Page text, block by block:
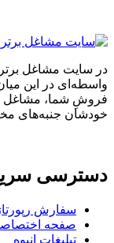
در سایت مشاغل
واسطه‌ای در این
فروشِ شما، مشاغل
خودشان جنبه‌های
دسترسی
سفارش
صفحه
تبلیغات انبوه